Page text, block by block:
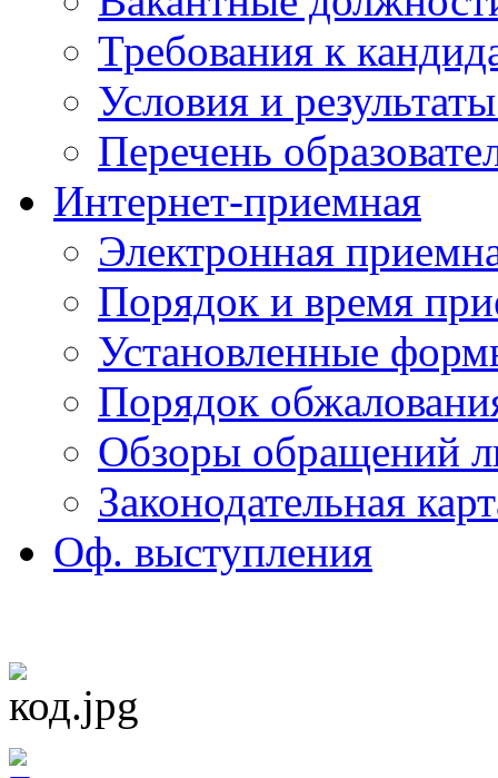
Требования к
Условия и
Перечень
Интернет-приемная
Электронная
Порядок и время
Установленные
Порядок
Обзоры обращений
Законодательная
Оф. выступления